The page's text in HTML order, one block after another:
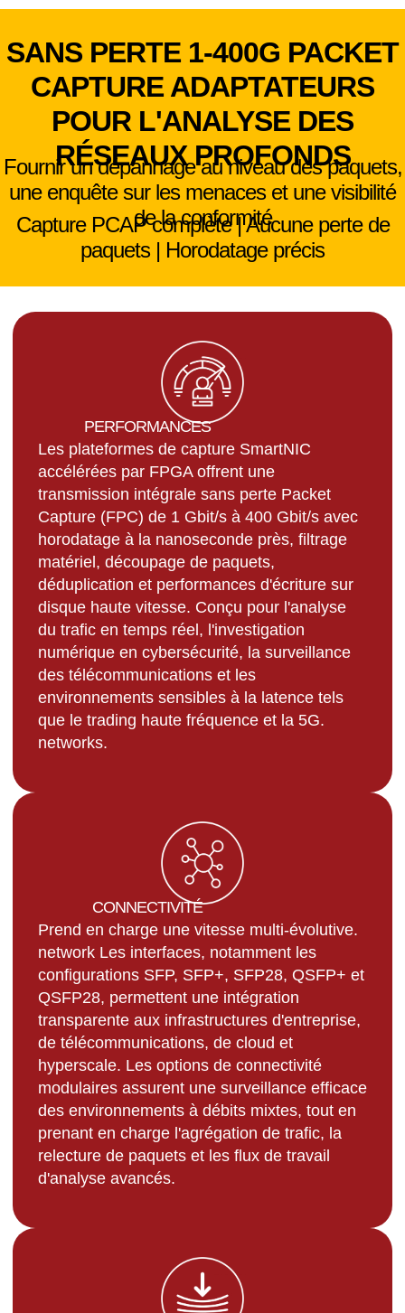
SANS PERTE 1-400G PACKET
CAPTURE ADAPTATEURS
POUR L'ANALYSE DES
RÉSEAUX PROFONDS
Fournir un dépannage au niveau des paquets,
une enquête sur les menaces et une visibilité
de la conformité
Capture PCAP complète | Aucune perte de
paquets | Horodatage précis
PERFORMANCES
Les plateformes de capture SmartNIC
accélérées par FPGA offrent une
transmission intégrale sans perte Packet
Capture (FPC) de 1 Gbit/s à 400 Gbit/s avec
horodatage à la nanoseconde près, filtrage
matériel, découpage de paquets,
déduplication et performances d'écriture sur
disque haute vitesse. Conçu pour l'analyse
du trafic en temps réel, l'investigation
numérique en cybersécurité, la surveillance
des télécommunications et les
environnements sensibles à la latence tels
que le trading haute fréquence et la 5G.
networks.
CONNECTIVITÉ
Prend en charge une vitesse multi-évolutive.
network Les interfaces, notamment les
configurations SFP, SFP+, SFP28, QSFP+ et
QSFP28, permettent une intégration
transparente aux infrastructures d'entreprise,
de télécommunications, de cloud et
hyperscale. Les options de connectivité
modulaires assurent une surveillance efficace
des environnements à débits mixtes, tout en
prenant en charge l'agrégation de trafic, la
relecture de paquets et les flux de travail
d'analyse avancés.